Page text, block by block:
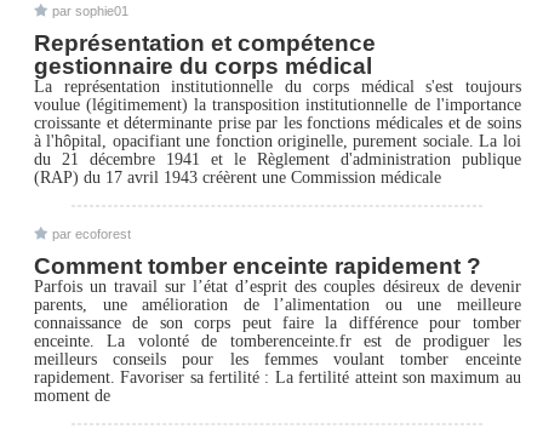
par sophie01
Représentation et compétence
gestionnaire du corps médical
La représentation institutionnelle du corps médical s'est toujours
voulue (légitimement) la transposition institutionnelle de l'importance
croissante et déterminante prise par les fonctions médicales et de soins
à l'hôpital, opacifiant une fonction originelle, purement sociale. La loi
du 21 décembre 1941 et le Règlement d'administration publique
(RAP) du 17 avril 1943 créèrent une Commission médicale
par ecoforest
Comment tomber enceinte rapidement ?
Parfois un travail sur l’état d’esprit des couples désireux de devenir
parents, une amélioration de l’alimentation ou une meilleure
connaissance de son corps peut faire la différence pour tomber
enceinte. La volonté de tomberenceinte.fr est de prodiguer les
meilleurs conseils pour les femmes voulant tomber enceinte
rapidement. Favoriser sa fertilité : La fertilité atteint son maximum au
moment de